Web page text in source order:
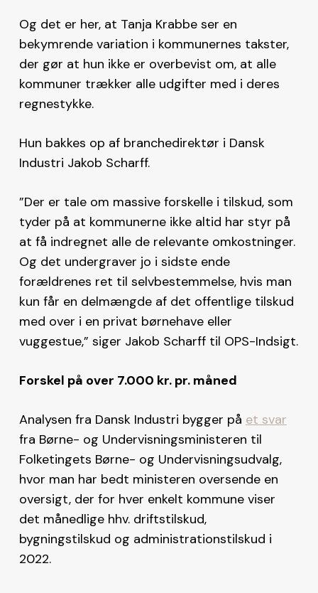
Og det er her, at Tanja Krabbe ser en
bekymrende variation i kommunernes takster,
der gør at hun ikke er overbevist om, at alle
kommuner trækker alle udgifter med i deres
regnestykke.
Hun bakkes op af branchedirektør i Dansk
Industri Jakob Scharff.
”Der er tale om massive forskelle i tilskud, som
tyder på at kommunerne ikke altid har styr på
at få indregnet alle de relevante omkostninger.
Og det undergraver jo i sidste ende
forældrenes ret til selvbestemmelse, hvis man
kun får en delmængde af det offentlige tilskud
med over i en privat børnehave eller
vuggestue,” siger Jakob Scharff til OPS-Indsigt.
Forskel på over 7.000 kr. pr. måned
Analysen fra Dansk Industri bygger på et svar
fra Børne- og Undervisningsministeren til
Folketingets Børne- og Undervisningsudvalg,
hvor man har bedt ministeren oversende en
oversigt, der for hver enkelt kommune viser
det månedlige hhv. driftstilskud,
bygningstilskud og administrationstilskud i
2022.